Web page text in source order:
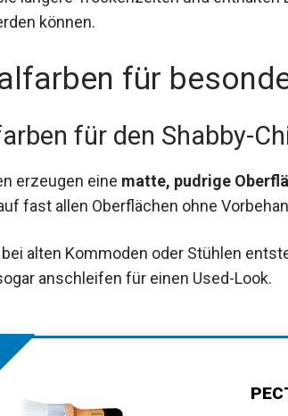
können.
für
für den Shabby-
erzeugen eine matte, pudrige
fast allen Oberflächen ohne
alten Kommoden oder Stühlen
anschleifen für einen Used-Look.